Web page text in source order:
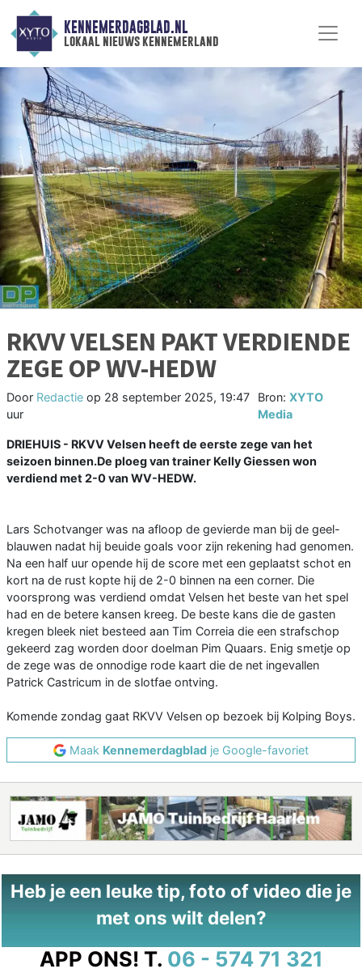
KENNEMERDAGBLAD.NL
lokaal nieuws kennemerland
RKVV VELSEN PAKT VERDIENDE
ZEGE OP WV-HEDW
Door Redactie op 28 september 2025, 19:47
uur
Bron: XYTO
Media
DRIEHUIS - RKVV Velsen heeft de eerste zege van het
seizoen binnen.De ploeg van trainer Kelly Giessen won
verdiend met 2-0 van WV-HEDW.
Lars Schotvanger was na afloop de gevierde man bij de geel-
blauwen nadat hij beuide goals voor zijn rekening had genomen.
Na een half uur opende hij de score met een geplaatst schot en
kort na de rust kopte hij de 2-0 binnen na een corner. Die
voorsprong was verdiend omdat Velsen het beste van het spel
had en de betere kansen kreeg. De beste kans die de gasten
kregen bleek niet besteed aan Tim Correia die een strafschop
gekeerd zag worden door doelman Pim Quaars. Enig smetje op
de zege was de onnodige rode kaart die de net ingevallen
Patrick Castricum in de slotfae ontving.
Komende zondag gaat RKVV Velsen op bezoek bij Kolping Boys.
Maak Kennemerdagblad je Google-favoriet
Heb je een leuke tip, foto of video die je
met ons wilt delen?
APP ONS! T. 06 - 574 71 321